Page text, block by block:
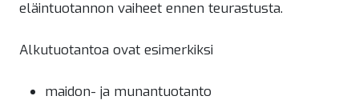
eläintuotannon vaiheet ennen teurastusta.
Alkutuotantoa ovat esimerkiksi
maidon- ja munantuotanto